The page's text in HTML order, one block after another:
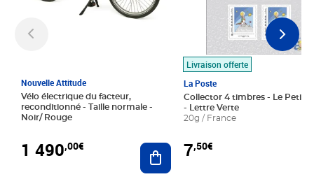
Nouvelle Attitude
Vélo électrique du facteur,
reconditionné - Taille normale -
Noir/ Rouge
1 490,00€ Ajouter au panier
Livraison offerte
La Poste
Collector 4 timbres - Le Petit
- Lettre Verte
20g / France
7,50€